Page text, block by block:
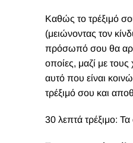
Καθώς το τρέξιμό
(μειώνοντας τον
πρόσωπό σου θα
οποίες, μαζί με
αυτό που είναι
τρέξιμό σου και
30 λεπτά τρέξιμο: